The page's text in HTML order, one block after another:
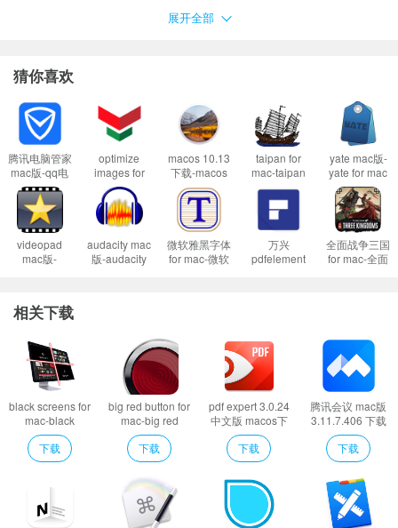
- 不需要互联网
- 无广告体验
展开全部
猜你喜欢
腾讯电脑管家
mac版-qq电
脑管家mac版
下载 v2.4.16
官方版
optimize
images for
mac-optimize
images mac
版下载 v1.0.6
macos 10.13
下载-macos
10.13正式版
下载 v10.13.6
taipan for
mac-taipan
mac版预约下
载 v10.0
yate mac版-
yate for mac
下载 v6.12
videopad
mac版-
audacity mac
版-audacity
微软雅黑字体
for mac-微软
万兴
pdfelement
全面战争三国
for mac-全面
相关下载
black screens for
mac-black
screens mac版
下载 v1.0
下载
big red button for
mac-big red
button mac版下
载 v1.0
下载
pdf expert 3.0.24
中文版 macos下
编辑pdf的利器
下载
腾讯会议 mac版
3.11.7.406 下载
下载